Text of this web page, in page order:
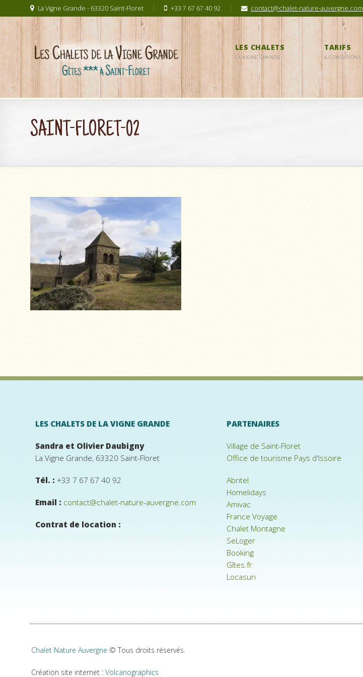
La Vigne Grande - 63320 Saint-Floret +33 7 67 67 40 92 contact@chalet-nature-auvergne.com
LES CHALETS
LA VIGNE GRANDE
TARIFS
& CONDITIONS
SAINT-FLORET-02
LES CHALETS DE LA VIGNE GRANDE
Sandra et Olivier Daubigny
La Vigne Grande, 63320 Saint-Floret
Tél. : +33 7 67 67 40 92
Email : contact@chalet-nature-auvergne.com
Contrat de location :
PARTENAIRES
Village de Saint-Floret
Office de tourisme Pays d'Issoire
Abritel
Homelidays
Amivac
France Voyage
Chalet Montagne
SeLoger
Booking
Gîtes.fr
Locasun
Chalet Nature Auvergne © Tous droits réservés.
Création site internet : Volcanographics